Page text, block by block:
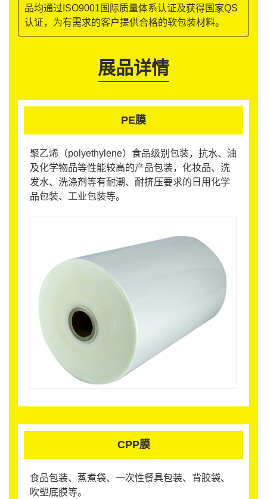
品均通过ISO9001国际质量体系认证及获得国家QS
认证，为有需求的客户提供合格的软包装材料。
展品详情
PE膜
聚乙烯（polyethylene）食品级别包装，抗水、油
及化学物品等性能较高的产品包装，化妆品、洗
发水、洗涤剂等有耐潮、耐挤压要求的日用化学
品包装、工业包装等。
CPP膜
食品包装、蒸煮袋、一次性餐具包装、背胶袋、
吹塑底膜等。